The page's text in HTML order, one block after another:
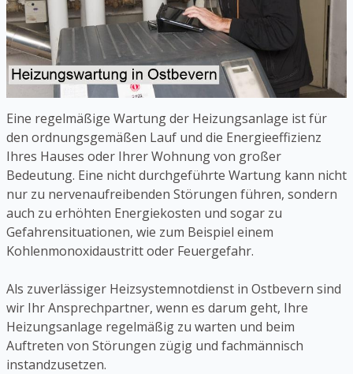
Eine regelmäßige Wartung der Heizungsanlage ist für
den ordnungsgemäßen Lauf und die Energieeffizienz
Ihres Hauses oder Ihrer Wohnung von großer
Bedeutung. Eine nicht durchgeführte Wartung kann nicht
nur zu nervenaufreibenden Störungen führen, sondern
auch zu erhöhten Energiekosten und sogar zu
Gefahrensituationen, wie zum Beispiel einem
Kohlenmonoxidaustritt oder Feuergefahr.
Als zuverlässiger Heizsystemnotdienst in Ostbevern sind
wir Ihr Ansprechpartner, wenn es darum geht, Ihre
Heizungsanlage regelmäßig zu warten und beim
Auftreten von Störungen zügig und fachmännisch
instandzusetzen.